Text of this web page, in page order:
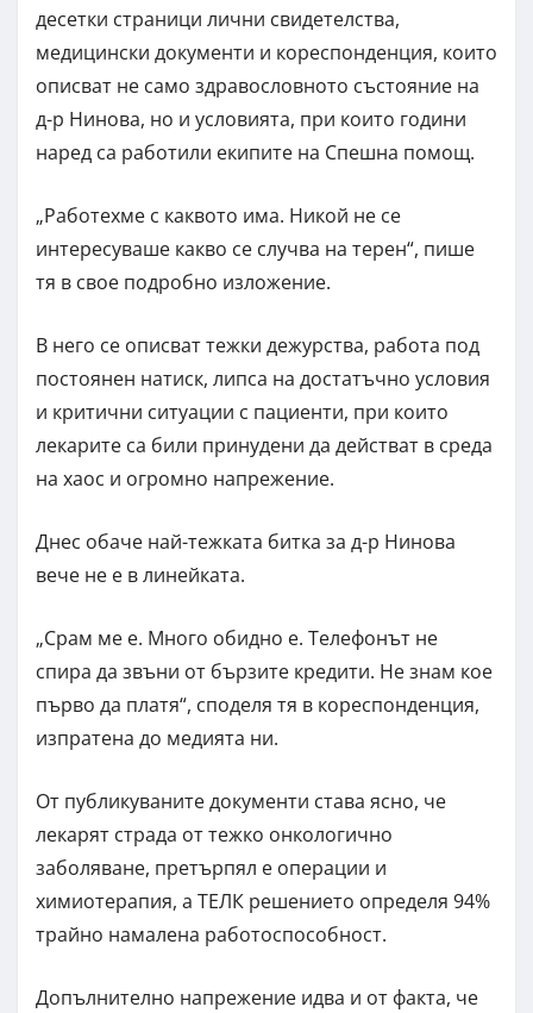
десетки страници лични свидетелства,
медицински документи и кореспонденция, които
описват не само здравословното състояние на
д-р Нинова, но и условията, при които години
наред са работили екипите на Спешна помощ.
„Работехме с каквото има. Никой не се
интересуваше какво се случва на терен“, пише
тя в свое подробно изложение.
В него се описват тежки дежурства, работа под
постоянен натиск, липса на достатъчно условия
и критични ситуации с пациенти, при които
лекарите са били принудени да действат в среда
на хаос и огромно напрежение.
Днес обаче най-тежката битка за д-р Нинова
вече не е в линейката.
„Срам ме е. Много обидно е. Телефонът не
спира да звъни от бързите кредити. Не знам кое
първо да платя“, споделя тя в кореспонденция,
изпратена до медията ни.
От публикуваните документи става ясно, че
лекарят страда от тежко онкологично
заболяване, претърпял е операции и
химиотерапия, а ТЕЛК решението определя 94%
трайно намалена работоспособност.
Допълнително напрежение идва и от факта, че